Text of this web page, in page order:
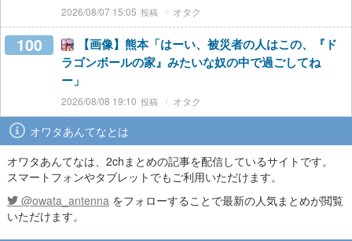
2026/08/07 15:05 オタク
100
【画像】熊本「はーい、被災者の人はこの、『ド
ラゴンボールの家』みたいな奴の中で過ごしてね
ー」
2026/08/08 19:10 オタク
オワタあんてなとは
オワタあんてなは、2chまとめの記事を配信しているサイトです。
スマートフォンやタブレットでもご利用いただけます。
@owata_antenna をフォローすることで最新の人気まとめが閲覧
いただけます。